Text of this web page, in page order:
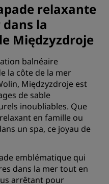
relaxante
la
Międzyzdroje
balnéaire
la côte de la mer
Międzyzdroje est
de sable
inoubliables. Que
en famille ou
un spa, ce joyau de
emblématique qui
dans la mer tout en
arrêtant pour